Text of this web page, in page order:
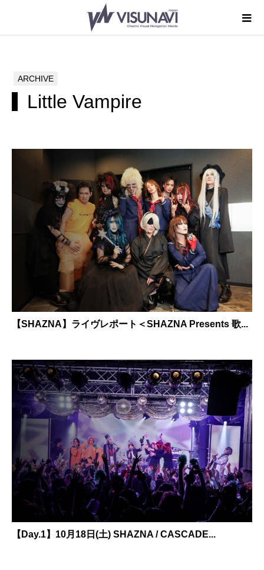
Little Vampire
ARCHIVE
【SHAZNA】ライヴレポート＜SHAZNA Presents 歌...
【Day.1】10月18日(土) SHAZNA / CASCADE...